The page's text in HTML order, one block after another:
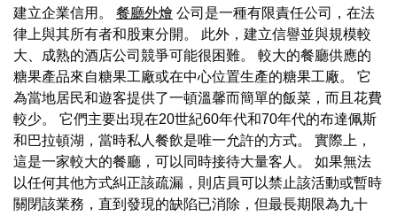
建立企業信用。 餐廳外燴 公司是一種有限責任公司，在法
律上與其所有者和股東分開。 此外，建立信譽並與規模較
大、成熟的酒店公司競爭可能很困難。 較大的餐廳供應的
糖果產品來自糖果工廠或在中心位置生產的糖果工廠。 它
為當地居民和遊客提供了一頓溫馨而簡單的飯菜，而且花費
較少。 它們主要出現在20世紀60年代和70年代的布達佩斯
和巴拉頓湖，當時私人餐飲是唯一允許的方式。 實際上，
這是一家較大的餐廳，可以同時接待大量客人。 如果無法
以任何其他方式糾正該疏漏，則店員可以禁止該活動或暫時
關閉該業務，直到發現的缺陷已消除，但最長期限為九十